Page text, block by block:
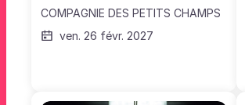
COMPAGNIE DES PETITS CHAMPS
ven. 26 févr. 2027